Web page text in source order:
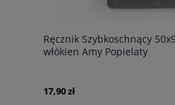
Ręcznik Szybkoschnący
włókien Amy Popielaty
17,90 zł